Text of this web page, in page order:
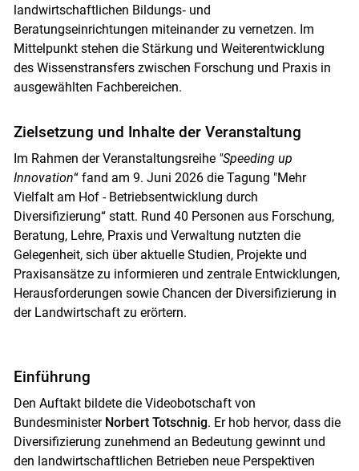
landwirtschaftlichen Bildungs‑ und
Beratungseinrichtungen miteinander zu vernetzen. Im
Mittelpunkt stehen die Stärkung und Weiterentwicklung
des Wissenstransfers zwischen Forschung und Praxis in
ausgewählten Fachbereichen.
Zielsetzung und Inhalte der Veranstaltung
Im Rahmen der Veranstaltungsreihe "Speeding up
Innovation“ fand am 9. Juni 2026 die Tagung "Mehr
Vielfalt am Hof - Betriebsentwicklung durch
Diversifizierung“ statt. Rund 40 Personen aus Forschung,
Beratung, Lehre, Praxis und Verwaltung nutzten die
Gelegenheit, sich über aktuelle Studien, Projekte und
Praxisansätze zu informieren und zentrale Entwicklungen,
Herausforderungen sowie Chancen der Diversifizierung in
der Landwirtschaft zu erörtern.
Einführung
Den Auftakt bildete die Videobotschaft von
Bundesminister Norbert Totschnig. Er hob hervor, dass die
Diversifizierung zunehmend an Bedeutung gewinnt und
den landwirtschaftlichen Betrieben neue Perspektiven